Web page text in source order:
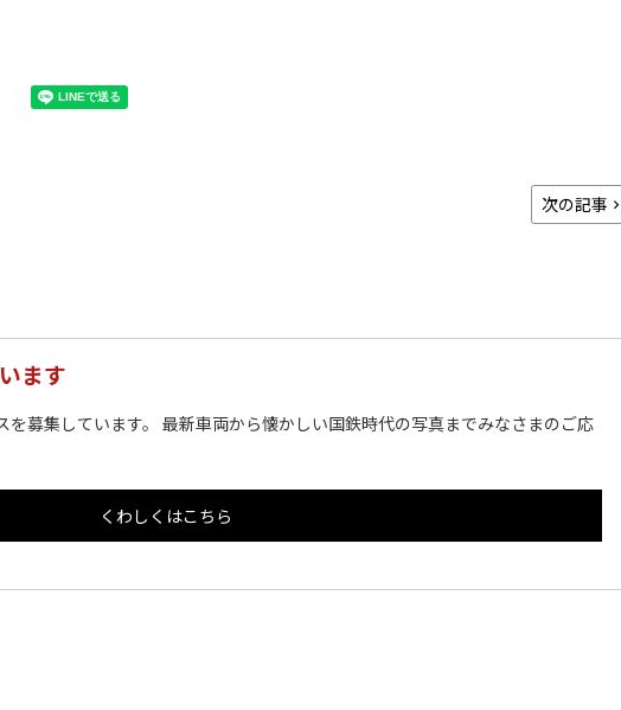
次の記事
ます
を募集しています。 最新車両から懐かしい国鉄時代の写真までみなさまのご応
くわしくはこちら